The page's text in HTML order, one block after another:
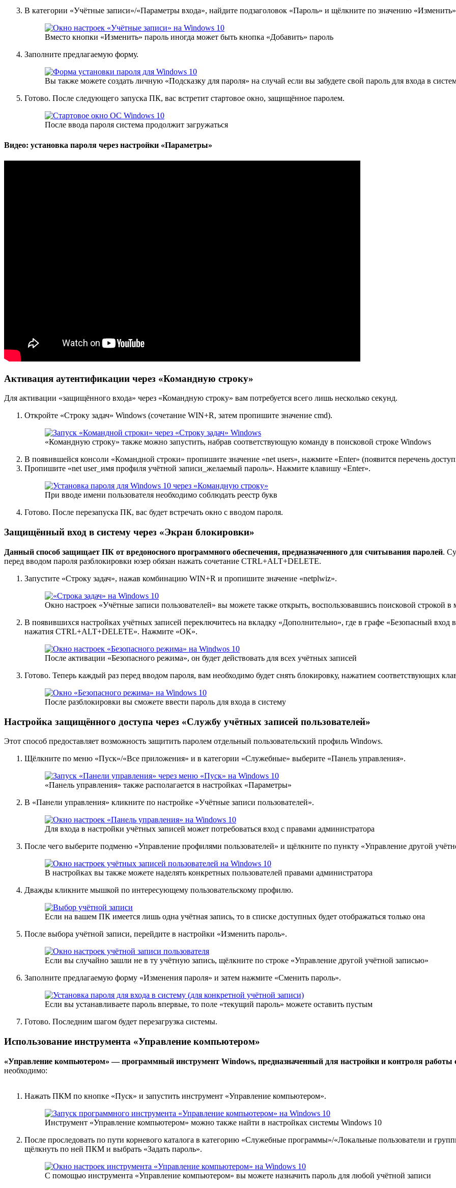
В категории «Учётные записи»/«Параметры входа», найдите подзаголовок «Пароль» и щёлкните по значению
Вместо кнопки «Изменить» пароль иногда может быть кнопка «Добавить» пароль
Заполните предлагаемую форму.
Вы также можете создать личную «Подсказку для пароля» на случай если вы забудете свой пароль для входа в
Готово. После следующего запуска ПК, вас встретит стартовое окно, защищённое паролем.
После ввода пароля система продолжит загружаться
Видео: установка пароля через настройки «Параметры»
Активация аутентификации через «Командную строку»
Для активации «защищённого входа» через «Командную строку» вам потребуется всего лишь несколько секунд.
Откройте «Строку задач» Windows (сочетание WIN+R, затем пропишите значение cmd).
«Командную строку» также можно запустить, набрав соответствующую команду в поисковой строке Windows
В появившейся консоли «Командной строки» пропишите значение «net users», нажмите «Enter» (появится перечень
Пропишите «net user_имя профиля учётной записи_желаемый пароль». Нажмите клавишу «Enter».
При вводе имени пользователя необходимо соблюдать реестр букв
Готово. После перезапуска ПК, вас будет встречать окно с вводом пароля.
Защищённый вход в систему через «Экран блокировки»
Данный способ защищает ПК от вредоносного программного обеспечения, предназначенного для считывания паролей.
перед вводом пароля разблокировки юзер обязан нажать сочетание CTRL+ALT+DELETE.
Запустите «Строку задач», нажав комбинацию WIN+R и пропишите значение «netplwiz».
Окно настроек «Учётные записи пользователей» вы можете также открыть, воспользовавшись поисковой строкой
В появившихся настройках учётных записей переключитесь на вкладку «Дополнительно», где в графе «Безопасный вход
нажатия CTRL+ALT+DELETE». Нажмите «ОК».
После активации «Безопасного режима», он будет действовать для всех учётных записей
Готово. Теперь каждый раз перед вводом пароля, вам необходимо будет снять блокировку, нажатием соответствующих
После разблокировки вы сможете ввести пароль для входа в систему
Настройка защищённого доступа через «Службу учётных записей пользователей»
Этот способ предоставляет возможность защитить паролем отдельный пользовательский профиль Windows.
Щёлкните по меню «Пуск»/«Все приложения» и в категории «Служебные» выберите «Панель управления».
«Панель управления» также располагается в настройках «Параметры»
В «Панели управления» кликните по настройке «Учётные записи пользователей».
Для входа в настройки учётных записей может потребоваться вход с правами администратора
После чего выберите подменю «Управление профилями пользователей» и щёлкните по пункту «Управление другой
В настройках вы также можете наделять конкретных пользователей правами администратора
Дважды кликните мышкой по интересующему пользовательскому профилю.
Если на вашем ПК имеется лишь одна учётная запись, то в списке доступных будет отображаться только она
После выбора учётной записи, перейдите в настройки «Изменить пароль».
Если вы случайно зашли не в ту учётную запись, щёлкните по строке «Управление другой учётной записью»
Заполните предлагаемую форму «Изменения пароля» и затем нажмите «Сменить пароль».
Если вы устанавливаете пароль впервые, то поле «текущий пароль» можете оставить пустым
Готово. Последним шагом будет перезагрузка системы.
Использование инструмента «Управление компьютером»
«Управление компьютером» — программный инструмент Windows, предназначенный для настройки и контроля работы
необходимо:
Нажать ПКМ по кнопке «Пуск» и запустить инструмент «Управление компьютером».
Инструмент «Управление компьютером» можно также найти в настройках системы Windows 10
После проследовать по пути корневого каталога в категорию «Служебные программы»/«Локальные пользователи и
щёлкнуть по ней ПКМ и выбрать «Задать пароль».
С помощью инструмента «Управление компьютером» вы можете назначить пароль для любой учётной записи